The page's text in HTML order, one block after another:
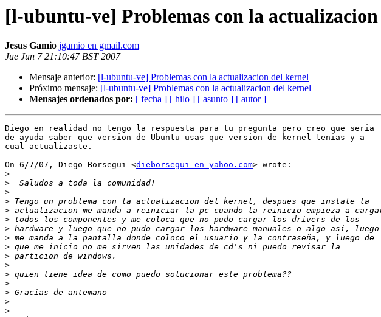
[l-ubuntu-ve] Problemas con la
Jesus Gamio jgamio en gmail.com
Jue Jun 7 21:10:47 BST 2007
Mensaje anterior: [l-ubuntu-ve] Problemas con la actualizacion del kernel
Próximo mensaje: [l-ubuntu-ve] Problemas con la actualizacion del kernel
Mensajes ordenados por: [ fecha ] [ hilo ] [ asunto ] [ autor ]
Diego en realidad no tengo la respuesta para tu pregunta pero creo que seria
de ayuda saber que version de Ubuntu usas que version de kernel tenias y a
cual actualizaste.
On 6/7/07, Diego Borsegui <dieborsegui en yahoo.com> wrote:
>
>
>
>
>
>
>
>
>
>
>
>
>
>
>
>